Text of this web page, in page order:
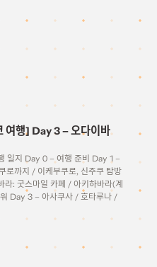
여행] Day 3 – 오다이바
일지 Day 0 – 여행 준비 Day 1 –
로까지 / 이케부쿠로, 신주쿠 탐방
라: 굿스마일 카페 / 아키하바라(계
Day 3 – 아사쿠사 / 호타루나 /